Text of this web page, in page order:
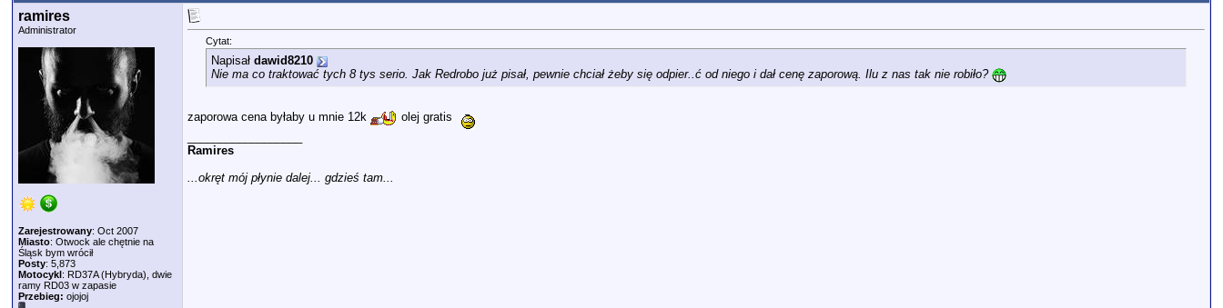
ramires
Administrator
Zarejestrowany: Oct 2007
Miasto: Otwock ale chętnie na
Śląsk bym wrócił
Posty: 5,873
Motocykl: RD37A (Hybryda), dwie
ramy RD03 w zapasie
Przebieg: ojojoj
Cytat:
Napisał dawid8210
Nie ma co traktować tych 8 tys serio. Jak Redrobo już pisał, pewnie chciał żeby się odpier..ć od niego i dał cenę zaporową. Ilu z nas tak nie robiło?
zaporowa cena byłaby u mnie 12k
olej gratis
Ramires
...okręt mój płynie dalej... gdzieś tam...